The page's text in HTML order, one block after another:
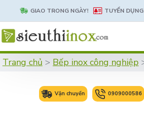
GIAO TRONG NGÀY! TUYỂN DỤNG
Trang chủ Bếp inox công nghiệp
Vận chuyển 0909000586